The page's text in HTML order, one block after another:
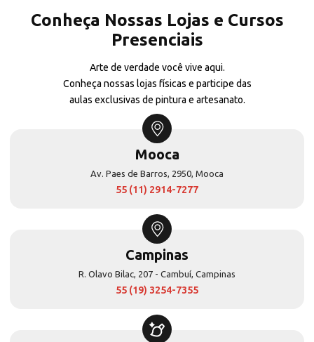
Conheça Nossas Lojas e Cursos
Presenciais
Arte de verdade você vive aqui.
Conheça nossas lojas físicas e participe das
aulas exclusivas de pintura e artesanato.
Mooca
Av. Paes de Barros, 2950, Mooca
55 (11) 2914-7277
Campinas
R. Olavo Bilac, 207 - Cambuí, Campinas
55 (19) 3254-7355